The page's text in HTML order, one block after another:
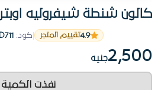
كالون شنطة شيفروليه اوبترا
4.9تقييم المتجر كود: D711
2,500جنيه
نفذت الكمية